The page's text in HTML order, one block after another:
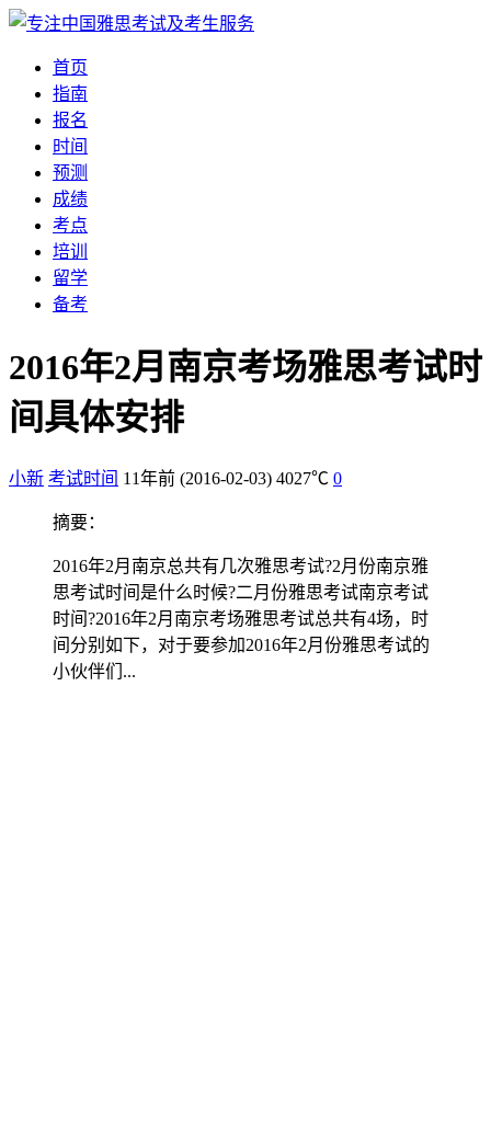
首页
指南
报名
时间
预测
成绩
考点
培训
留学
备考
2016年2月南京考场雅思考试时
间具体安排
小新 考试时间 11年前 (2016-02-03) 4027℃ 0
摘要：
2016年2月南京总共有几次雅思考试?2月份南京雅
思考试时间是什么时候?二月份雅思考试南京考试
时间?2016年2月南京考场雅思考试总共有4场，时
间分别如下，对于要参加2016年2月份雅思考试的
小伙伴们...